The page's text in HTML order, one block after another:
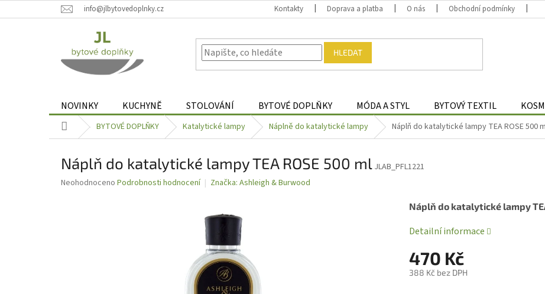
na
info@jlbytovedoplnky.cz Kontakty Doprava a platba O nás Obchodní podmínky
HLEDAT
NOVINKY KUCHYNĚ STOLOVÁNÍ BYTOVÉ DOPLŇKY MÓDA A STYL BYTOVÝ TEXTIL
Domů BYTOVÉ DOPLŇKY Katalytické lampy Náplně do katalytické lampy Náplň do katalytické lampy TEA ROSE 500
Náplň do katalytické lampy TEA ROSE 500 ml JLAB_PFL1221
Průměrné
Neohodnoceno Podrobnosti hodnocení Značka: Ashleigh & Burwood
470 Kč
388 Kč bez DPH
Náplň do katalytické lampy
Detailní informace